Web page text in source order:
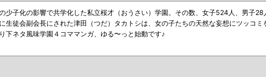
少子化の影響で共学化した私立桜才（おうさい）学園。その数、女子524人、男子
生徒会副会長にされた津田（つだ）タカトシは、女の子たちの天然な妄想にツッコ
下ネタ風味学園４コママンガ、ゆる〜っと始動です♪